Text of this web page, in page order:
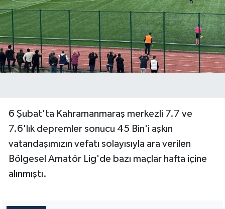
6 Şubat'ta Kahramanmaraş merkezli 7.7 ve
7.6'lık depremler sonucu 45 Bin'i aşkın
vatandaşımızın vefatı solayısıyla ara verilen
Bölgesel Amatör Lig'de bazı maçlar hafta içine
alınmıştı.